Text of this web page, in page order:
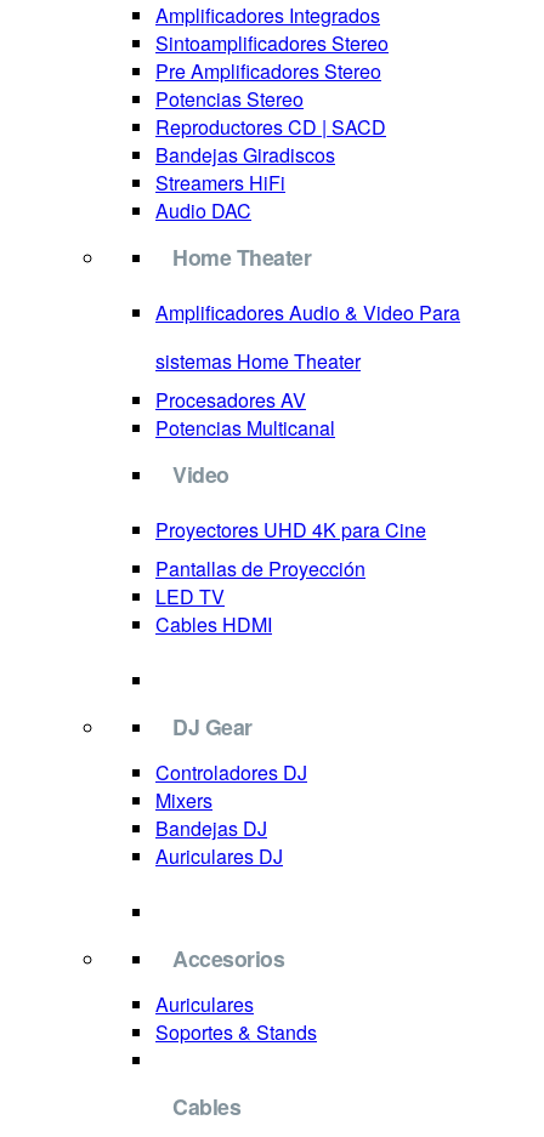
Amplificadores Integrados
Sintoamplificadores Stereo
Pre Amplificadores Stereo
Potencias Stereo
Reproductores CD | SACD
Bandejas Giradiscos
Streamers HiFi
Audio DAC
Home Theater
Amplificadores Audio & Video Para
sistemas Home Theater
Procesadores AV
Potencias Multicanal
Video
Proyectores UHD 4K para Cine
Pantallas de Proyección
LED TV
Cables HDMI
DJ Gear
Controladores DJ
Mixers
Bandejas DJ
Auriculares DJ
Accesorios
Auriculares
Soportes & Stands
Cables